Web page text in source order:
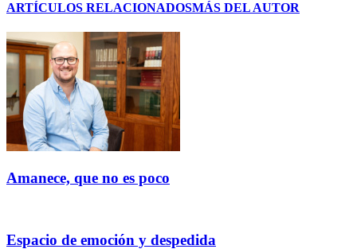
ARTÍCULOS RELACIONADOSMÁS DEL AUTOR
Amanece, que no es poco
Espacio de emoción y despedida